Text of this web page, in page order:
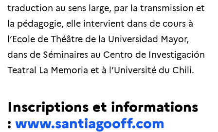
traduction au sens large, par la transmission et
la pédagogie, elle intervient dans de cours à
l’Ecole de Théâtre de la Universidad Mayor,
dans de Séminaires au Centro de Investigación
Teatral La Memoria et à l’Université du Chili.
Inscriptions et informations
: www.santiagooff.com